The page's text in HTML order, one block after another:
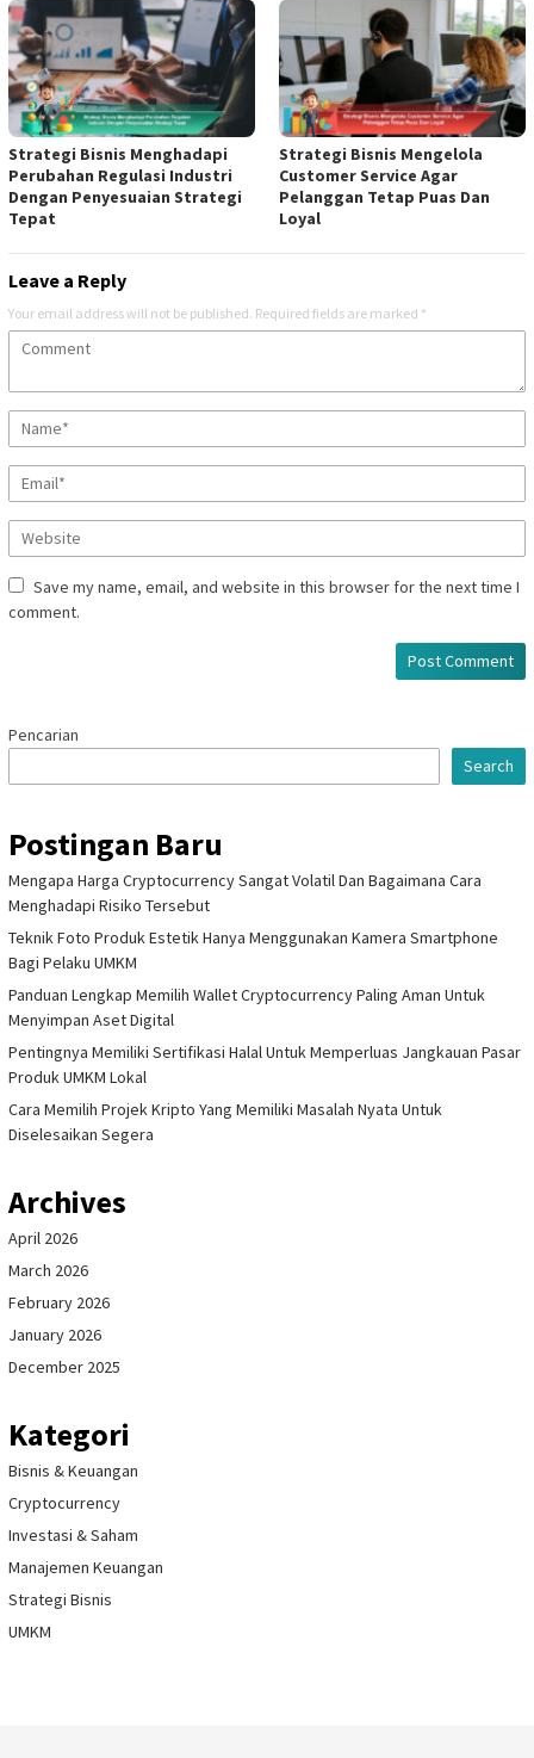
Strategi Bisnis Menghadapi
Perubahan Regulasi Industri
Dengan Penyesuaian Strategi
Tepat
Strategi Bisnis Mengelola
Customer Service Agar
Pelanggan Tetap Puas Dan
Loyal
Leave a Reply
Your email address will not be published. Required fields are marked *
Save my name, email, and website in this browser for the next time I
comment.
Pencarian
Search
Postingan Baru
Mengapa Harga Cryptocurrency Sangat Volatil Dan Bagaimana Cara
Menghadapi Risiko Tersebut
Teknik Foto Produk Estetik Hanya Menggunakan Kamera Smartphone
Bagi Pelaku UMKM
Panduan Lengkap Memilih Wallet Cryptocurrency Paling Aman Untuk
Menyimpan Aset Digital
Pentingnya Memiliki Sertifikasi Halal Untuk Memperluas Jangkauan Pasar
Produk UMKM Lokal
Cara Memilih Projek Kripto Yang Memiliki Masalah Nyata Untuk
Diselesaikan Segera
Archives
April 2026
March 2026
February 2026
January 2026
December 2025
Kategori
Bisnis & Keuangan
Cryptocurrency
Investasi & Saham
Manajemen Keuangan
Strategi Bisnis
UMKM